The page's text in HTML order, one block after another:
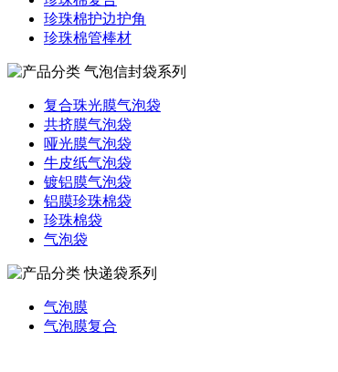
珍珠棉护边护角
珍珠棉管棒材
气泡信封袋系列
复合珠光膜气泡袋
共挤膜气泡袋
哑光膜气泡袋
牛皮纸气泡袋
镀铝膜气泡袋
铝膜珍珠棉袋
珍珠棉袋
气泡袋
快递袋系列
气泡膜
气泡膜复合